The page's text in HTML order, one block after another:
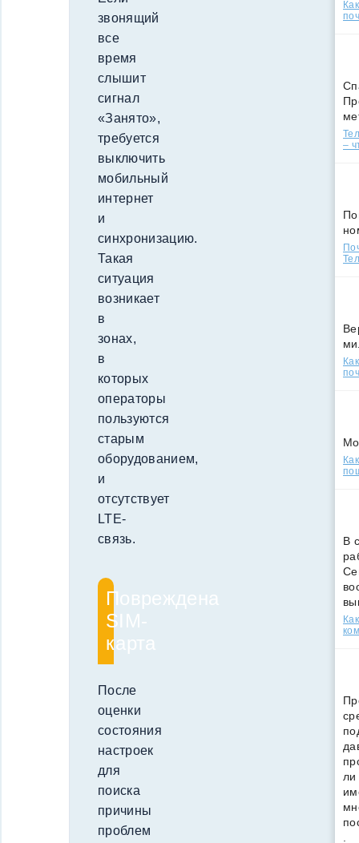
звонящий
все
время
слышит
сигнал
«Занято»,
требуется
выключить
мобильный
интернет
и
синхронизацию.
Такая
ситуация
возникает
в
зонах,
в
которых
операторы
пользуются
старым
оборудованием,
и
отсутствует
LTE-
связь.
Повреждена
SIM-
карта
После
оценки
состояния
настроек
для
поиска
причины
проблем
–
В
ли